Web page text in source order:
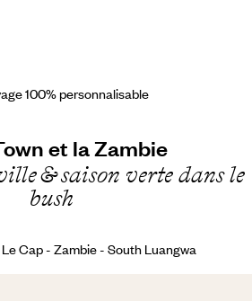
100% personnalisable
et la Zambie
& saison verte dans le
bush
Cap - Zambie - South Luangwa